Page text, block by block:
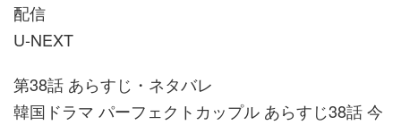
配信
U-NEXT
第38話 あらすじ・ネタバレ
韓国ドラマ パーフェクトカップル あらすじ38話 今